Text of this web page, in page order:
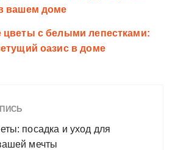
вашем доме
цветы с белыми лепестками:
оазис в доме
посадка и уход для
мечты